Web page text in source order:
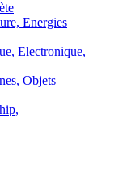
Energies
Electronique,
Objets